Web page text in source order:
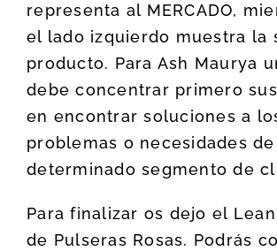
representa al MERCADO,
el lado izquierdo muestra la
producto. Para Ash Maurya
debe concentrar primero
en encontrar soluciones a
problemas o necesidades de
determinado segmento de
Para finalizar os dejo el Lean
de Pulseras Rosas. Podrás